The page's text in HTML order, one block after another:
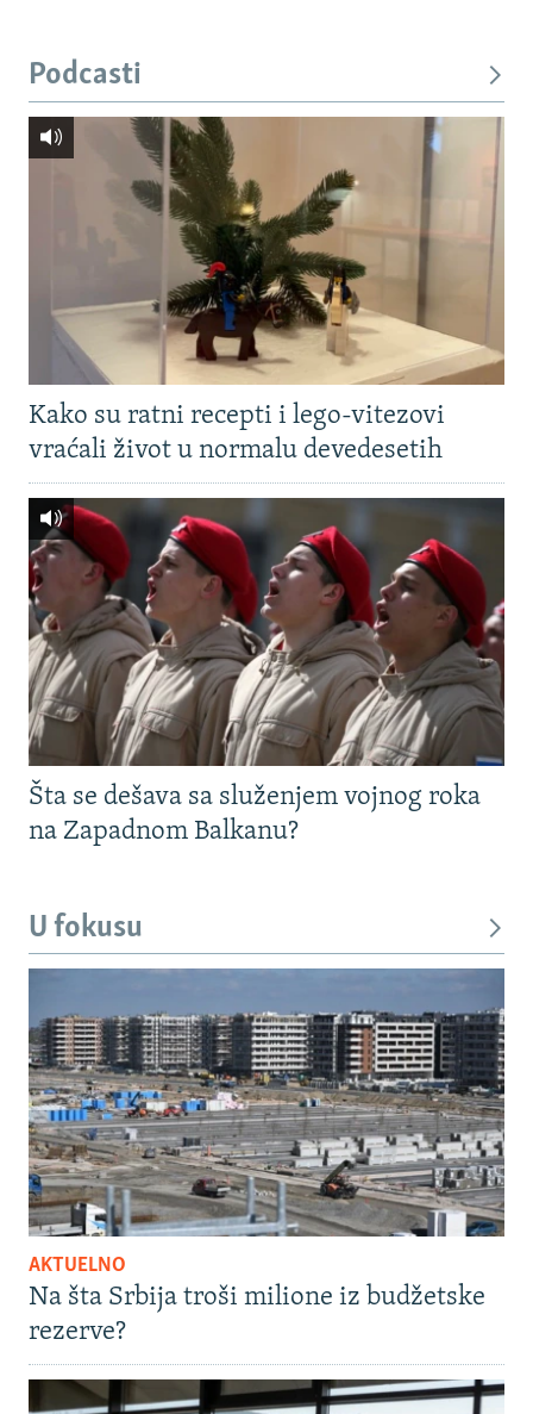
Podcasti
Kako su ratni recepti i lego-vitezovi
vraćali život u normalu devedesetih
Šta se dešava sa služenjem vojnog roka
na Zapadnom Balkanu?
U fokusu
AKTUELNO
Na šta Srbija troši milione iz budžetske
rezerve?